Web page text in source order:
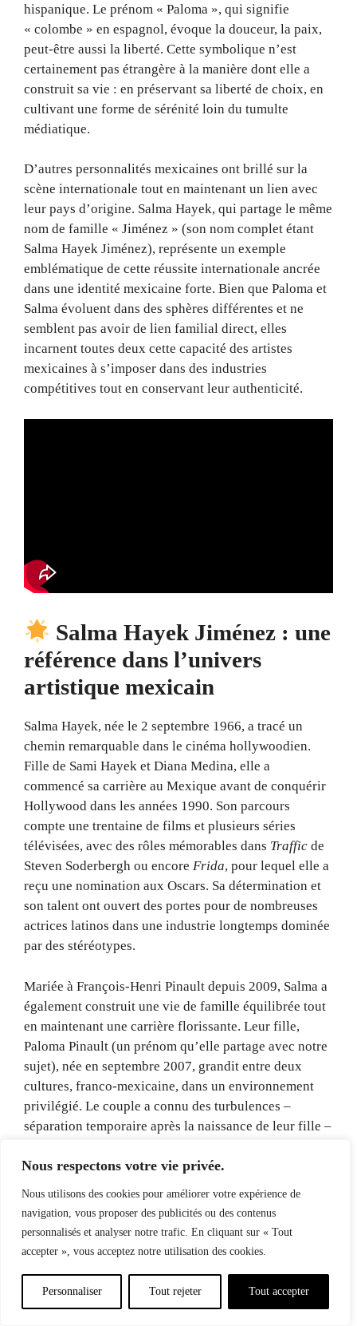
Nous respectons votre vie privée.
Nous utilisons des cookies pour améliorer votre expérience de
navigation, vous proposer des publicités ou des contenus
personnalisés et analyser notre trafic. En cliquant sur « Tout
accepter », vous acceptez notre utilisation des cookies.
Personnaliser Tout rejeter Tout accepter
hispanique. Le prénom « Paloma », qui signifie
« colombe » en espagnol, évoque la douceur, la paix,
peut-être aussi la liberté. Cette symbolique n’est
certainement pas étrangère à la manière dont elle a
construit sa vie : en préservant sa liberté de choix, en
cultivant une forme de sérénité loin du tumulte
médiatique.
D’autres personnalités mexicaines ont brillé sur la
scène internationale tout en maintenant un lien avec
leur pays d’origine. Salma Hayek, qui partage le même
nom de famille « Jiménez » (son nom complet étant
Salma Hayek Jiménez), représente un exemple
emblématique de cette réussite internationale ancrée
dans une identité mexicaine forte. Bien que Paloma et
Salma évoluent dans des sphères différentes et ne
semblent pas avoir de lien familial direct, elles
incarnent toutes deux cette capacité des artistes
mexicaines à s’imposer dans des industries
compétitives tout en conservant leur authenticité.
Salma Hayek Jiménez : une
référence dans l’univers
artistique mexicain
Salma Hayek, née le 2 septembre 1966, a tracé un
chemin remarquable dans le cinéma hollywoodien.
Fille de Sami Hayek et Diana Medina, elle a
commencé sa carrière au Mexique avant de conquérir
Hollywood dans les années 1990. Son parcours
compte une trentaine de films et plusieurs séries
télévisées, avec des rôles mémorables dans Traffic de
Steven Soderbergh ou encore Frida, pour lequel elle a
reçu une nomination aux Oscars. Sa détermination et
son talent ont ouvert des portes pour de nombreuses
actrices latinos dans une industrie longtemps dominée
par des stéréotypes.
Mariée à François-Henri Pinault depuis 2009, Salma a
également construit une vie de famille équilibrée tout
en maintenant une carrière florissante. Leur fille,
Paloma Pinault (un prénom qu’elle partage avec notre
sujet), née en septembre 2007, grandit entre deux
cultures, franco-mexicaine, dans un environnement
privilégié. Le couple a connu des turbulences –
séparation temporaire après la naissance de leur fille –
les relations célèbres peuvent traverser des crises et en
Cette capacité à jongler entre carrière exigeante et vie
familiale épanouie fait écho au parcours de Paloma
l’une actrice engagée et visible, l’autre mannequin
discrète et retirée –, elles partagent cette